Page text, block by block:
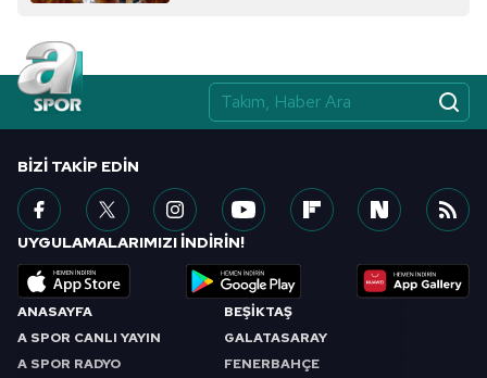
ANASAYFA
A SPOR CANLI YAYIN
A SPOR RADYO
BEŞİKTAŞ
GALATASARAY
FENERBAHÇE
BIZI TAKIP EDIN
UYGULAMALARIMIZI İNDİRİN!